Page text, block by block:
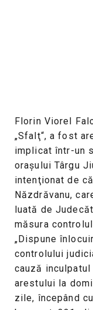
Florin Viorel
„Sfalţ“, a fost
implicat într-un
oraşului Târgu
intenţionat de
Năzdrăvanu,
luată de
măsura
„Dispune
controlului
cauză
arestului la
zile, începând